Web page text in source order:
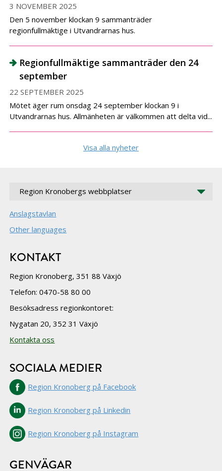
3 NOVEMBER 2025
Den 5 november klockan 9 sammanträder
regionfullmäktige i Utvandrarnas hus.
Regionfullmäktige sammanträder den 24
september
22 SEPTEMBER 2025
Mötet äger rum onsdag 24 september klockan 9 i
Utvandrarnas hus. Allmänheten är välkommen att delta vid...
Visa alla nyheter
Region Kronobergs webbplatser
Anslagstavlan
Other languages
KONTAKT
Region Kronoberg, 351 88 Växjö
Telefon: 0470-58 80 00
Besöksadress regionkontoret:
Nygatan 20, 352 31 Växjö
Kontakta oss
SOCIALA MEDIER
Region Kronoberg på Facebook
Region Kronoberg på Linkedin
Region Kronoberg på Instagram
GENVÄGAR